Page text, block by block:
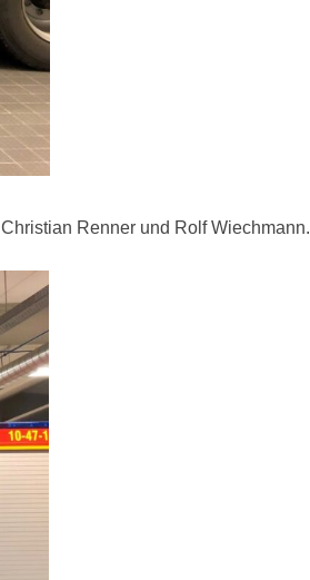
Renner und Rolf Wiechmann.